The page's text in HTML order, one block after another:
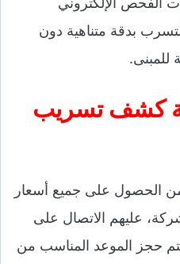
بدقة متناهية دون
للمبنى.
كشف تسريب
الحصول على جميع أسعار
عليهم الاتصال على
حجز الموعد المناسب من